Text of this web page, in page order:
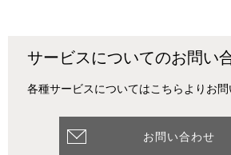
サービスについてのお問い
各種サービスについてはこちらよりお問
お問い合わせ